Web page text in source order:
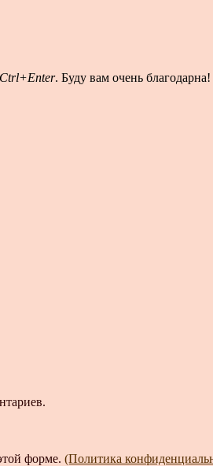
Ctrl+Enter. Буду вам очень благодарна!
форме. (Политика